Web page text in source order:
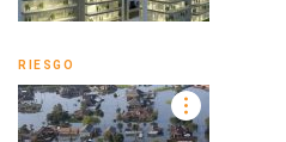
RIESGO